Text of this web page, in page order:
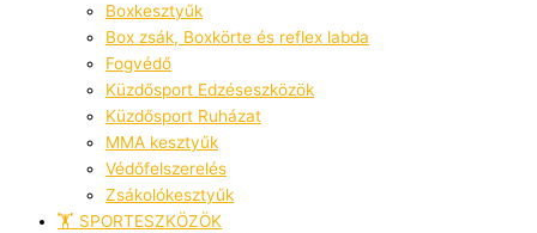
Boxkesztyűk
Box zsák, Boxkörte és reflex labda
Fogvédő
Küzdősport Edzéseszközök
Küzdősport Ruházat
MMA kesztyűk
Védőfelszerelés
Zsákolókesztyűk
🏋️ SPORTESZKÖZÖK